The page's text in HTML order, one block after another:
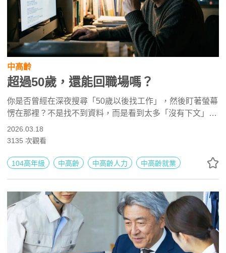
中高齡
超過50歲，還能回職場嗎？
你是否曾經在深夜搜尋「50歲以後找工作」，然後盯著螢幕
愣在那裡？不是找不到資料，而是看到太多「沒有下文」的
故事。有人年薪數百萬，48歲被裁員後待業三年，從不敢開
口要薪水，到不敢進家門見妻小。這個真實案例，讓無數中
但，50歲以後，不是終點，而是需要換一張地圖繼續走。
2026.03.18
3135 次觀看
104高年級 中高齡 中高齡人力 中高齡就業